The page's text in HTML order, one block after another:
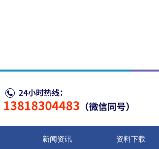
新闻资讯 资料下载